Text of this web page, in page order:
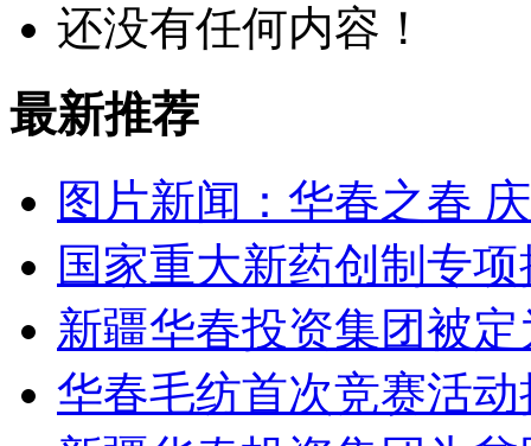
还没有任何内容！
最新推荐
图片新闻：华春之春
国家重大新药创制专
新疆华春投资集团被
华春毛纺首次竞赛活